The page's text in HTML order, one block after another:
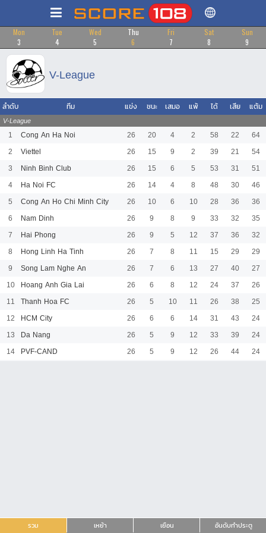
Mon
3
Tue
4
Wed
5
Thu
6
Fri
7
Sat
8
Sun
9
V-League
รวม เหย้า เยือน อันดับทำประตู
ลำดับ ทีม แข่ง ชนะ เสมอ แพ้ ได้ เสีย แต้ม
V-League
1 Cong An Ha Noi 26 20 4 2 58 22
64
2
Viettel 26 15 9 2 39 21
54
3
Ninh Binh Club 26 15 6 5 53 31
51
4
Ha Noi FC 26 14 4 8 48 30
46
5
Cong An Ho Chi Minh City 26 10 6 10 28 36
36
6
Nam Dinh 26 9 8 9 33 32
35
7
Hai Phong 26 9 5 12 37 36
32
8
Hong Linh Ha Tinh 26 7 8 11 15 29
29
9
Song Lam Nghe An 26 7 6 13 27 40
27
10
Hoang Anh Gia Lai 26 6 8 12 24 37
26
11
Thanh Hoa FC 26 5 10 11 26 38
25
12
HCM City 26 6 6 14 31 43
24
13
Da Nang 26 5 9 12 33 39
24
14
PVF-CAND 26 5 9 12 26 44 24